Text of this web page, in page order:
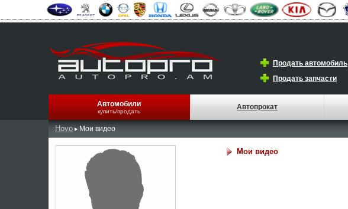
Продать автомобиль
Продать запчасти
Автомобили
купить/продать
Автопрокат
Hovo Мои видео
Мои видео